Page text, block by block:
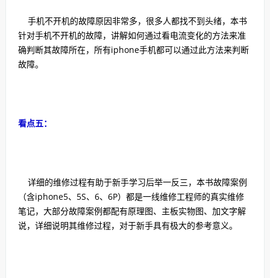
手机不开机的故障原因非常多，很多人都找不到头绪，本书
针对手机不开机的故障，讲解如何通过看电流变化的方法来准
确判断其故障所在，所有iphone手机都可以通过此方法来判断
故障。
看点五：
详细的维修过程有助于新手学习后举一反三，本书故障案例
（含iphone5、5S、6、6P）都是一线维修工程师的真实维修
笔记，大部分故障案例都配有原理图、主板实物图、加文字解
说，详细说明其维修过程，对于新手具有极大的参考意义。